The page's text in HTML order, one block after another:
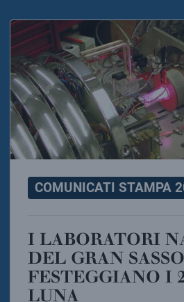
COMUNICATI STAMPA
I LABORATORI NAZIONALI
DEL GRAN SASSO
FESTEGGIANO I
LUNA